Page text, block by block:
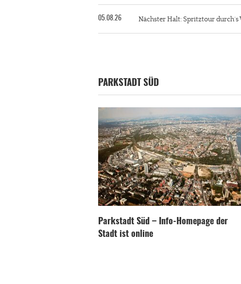
05.08.26 Nächster Halt: Spritztour durch´s
PARKSTADT SÜD
Parkstadt Süd – Info-Homepage der
Stadt ist online